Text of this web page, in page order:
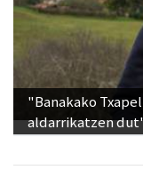
"Banakako
aldarrikatzen